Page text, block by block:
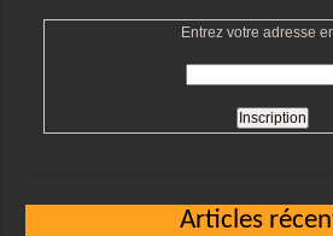
Entrez votre adresse
Articles